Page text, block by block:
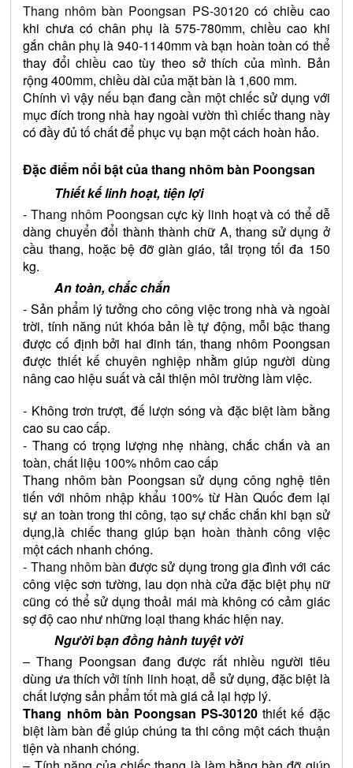
Thang nhôm bàn Poongsan PS-30120 có chiều cao
khi chưa có chân phụ là 575-780mm, chiều cao khi
gắn chân phụ là 940-1140mm và bạn hoàn toàn có thể
thay đổi chiều cao tùy theo sở thích của mình. Bản
rộng 400mm, chiều dài của mặt bàn là 1,600 mm.
Chính vì vậy nếu bạn đang cần một chiếc sử dụng với
mục đích trong nhà hay ngoài vườn thì chiếc thang này
có đầy đủ tố chất để phục vụ bạn một cách hoàn hảo.
Đặc điểm nổi bật của thang nhôm bàn Poongsan
Thiết kế linh hoạt, tiện lợi
- Thang nhôm Poongsan cực kỳ linh hoạt và có thể dễ
dàng chuyển đổi thành thành chữ A, thang sử dụng ở
cầu thang, hoặc bệ đỡ giàn giáo, tải trọng tối đa 150
kg.
An toàn, chắc chắn
- Sản phẩm lý tưởng cho công việc trong nhà và ngoài
trời, tính năng nút khóa bản lề tự động, mỗi bậc thang
được cố định bởi hai đinh tán, thang nhôm Poongsan
được thiết kế chuyên nghiệp nhằm giúp người dùng
nâng cao hiệu suất và cải thiện môi trường làm việc.
- Không trơn trượt, đế lượn sóng và đặc biệt làm bằng
cao su cao cấp.
- Thang có trọng lượng nhẹ nhàng, chắc chắn và an
toàn, chất liệu 100% nhôm cao cấp
Thang nhôm bàn Poongsan sử dụng công nghệ tiên
tiến với nhôm nhập khẩu 100% từ Hàn Quốc đem lại
sự an toàn trong thi công, tạo sự chắc chắn khi bạn sử
dụng,là chiếc thang giúp bạn hoàn thành công việc
một cách nhanh chóng.
- Thang nhôm bàn được sử dụng trong gia đình với các
công việc sơn tường, lau dọn nhà cửa đặc biệt phụ nữ
cũng có thể sử dụng thoải mái mà không có cảm giác
sợ độ cao như những loại thang khác hiện nay.
Người bạn đồng hành tuyệt vời
– Thang Poongsan đang được rất nhiều người tiêu
dùng ưa thích vởi tính linh hoạt, dễ sử dụng, đặc biệt là
chất lượng sản phẩm tốt mà giá cả lại hợp lý.
Thang nhôm bàn Poongsan PS-30120 thiết kế đặc
biệt làm bàn để giúp chúng ta thi công một cách thuận
tiện và nhanh chóng.